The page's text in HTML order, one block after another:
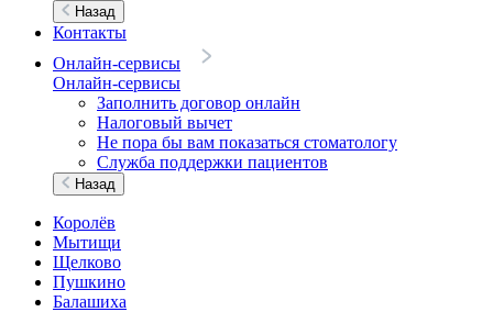
Назад
Контакты
Онлайн-сервисы
Онлайн-сервисы
Заполнить договор онлайн
Налоговый вычет
Не пора бы вам показаться стоматологу
Служба поддержки пациентов
Назад
Королёв
Мытищи
Щелково
Пушкино
Балашиха